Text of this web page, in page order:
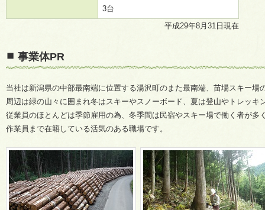
3台
平成29年8月31日現在
事業体PR
当社は新潟県の中部最南端に位置する湯沢町のまた最南端、苗場スキー場
周辺は緑の山々に囲まれ冬はスキーやスノーボード、夏は登山やトレッキ
従業員のほとんどは季節雇用の為、冬季間は民宿やスキー場で働く者が多
作業員まで在籍している活気のある職場です。